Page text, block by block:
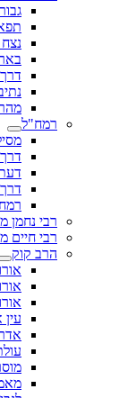
רמח"ל
רבי נחמן
רבי חיים
הרב קוק
עין